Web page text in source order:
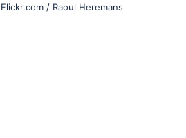
/ Raoul Heremans